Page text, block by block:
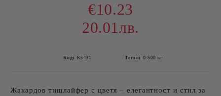
€10.23
20.01лв.
Код: К5431 Тегло: 0.500 кг
Жакардов тишлайфер с цветя – елегантност и стил за